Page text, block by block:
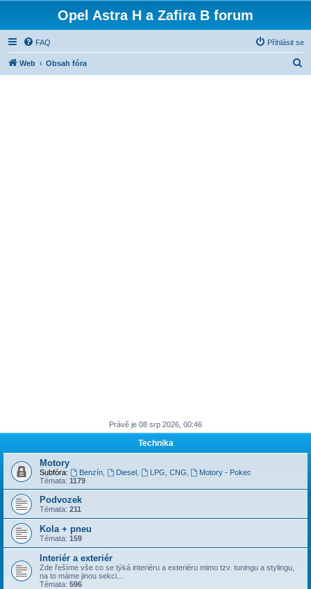
Opel Astra H a Zafira B forum
FAQ Přihlásit se
Web Obsah fóra
Právě je 08 srp 2026, 00:46
Technika
Motory
Subfóra: Benzín, Diesel, LPG, CNG
Motory - Pokec
Témata: 1179
Podvozek
Témata: 211
Kola + pneu
Témata: 159
Interiér a exteriér
Zde řešíme vše co se týká interiéru a exteriéru mimo tzv. tuningu a stylingu,
na to máme jinou sekci...
Témata: 596